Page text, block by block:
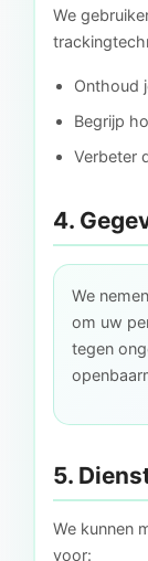
We
Onthoud
Begrijp
Verbeter
4.
We
om uw
tegen
5.
We kunnen
voor: